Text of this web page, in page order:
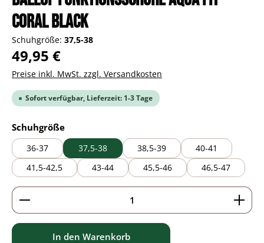
Coral black
Schuhgröße: 37,5-38
Regulärer Preis:
49,95 €
Preise inkl. MwSt. zzgl. Versandkosten
Sofort verfügbar, Lieferzeit: 1-3 Tage
Schuhgrößeauswählen
36-37 37,5-38 38,5-39
40-41
41,5-42,5
43-44 45,5-46 46,5-47
Produkt Anzahl: Gib den gewünschten Wert ein
In den Warenkorb